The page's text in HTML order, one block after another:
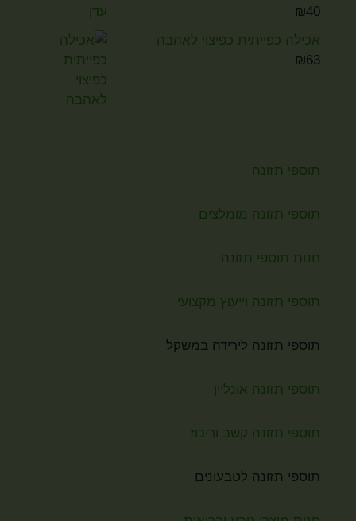
₪40
אכילה כפייתית כפיצוי לאהבה
₪63
תוספי תזונה
תוספי תזונה מומלצים
חנות תוספי תזונה
תוספי תזונה וייעוץ מקצועי
תוספי תזונה לירידה במשקל
תוספי תזונה אונליין
תוספי תזונה קשב וריכוז
תוספי תזונה לטבעונים